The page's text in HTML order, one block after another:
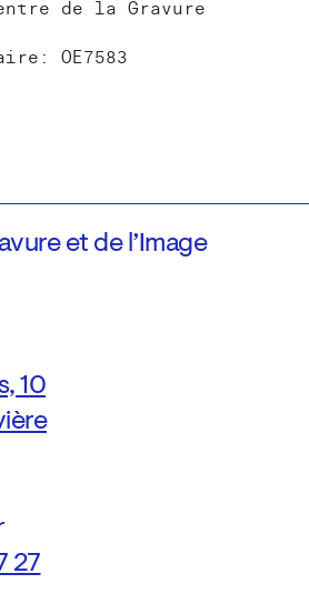
de la Gravure
OE7583
et de l’Image
10
27